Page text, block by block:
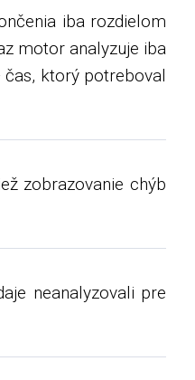
iba rozdielom
motor analyzuje iba
čas, ktorý potreboval
zobrazovanie chýb
neanalyzovali pre